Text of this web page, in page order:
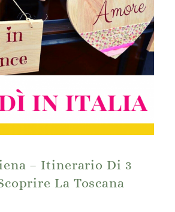
– Itinerario Di 3
La Toscana